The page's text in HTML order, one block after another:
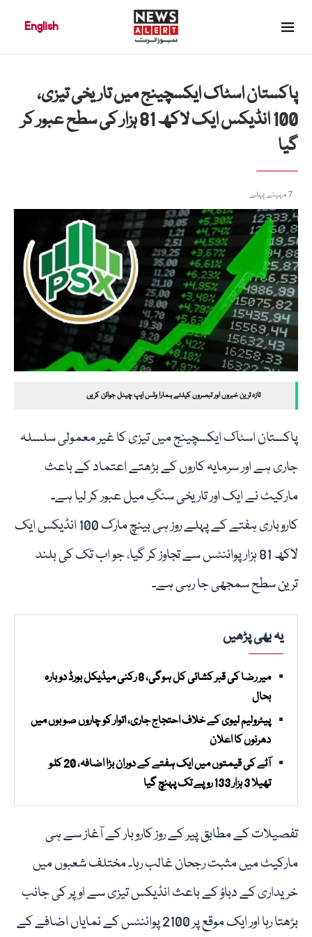
English
پاکستان اسٹاک ایکسچینج میں تاریخی تیزی،
100 انڈیکس ایک لاکھ 81 ہزار کی سطح عبور کر
گیا
7 مہینے پہلے
تازہ ترین خبروں اور تبصروں کیلئے ہمارا وٹس ایپ چینل جوائن کریں
پاکستان اسٹاک ایکسچینج میں تیزی کا غیر معمولی سلسلہ
جاری ہے اور سرمایہ کاروں کے بڑھتے اعتماد کے باعث
مارکیٹ نے ایک اور تاریخی سنگِ میل عبور کر لیا ہے۔
کاروباری ہفتے کے پہلے روز ہی بینچ مارک 100 انڈیکس ایک
لاکھ 81 ہزار پوائنٹس سے تجاوز کر گیا، جو اب تک کی بلند
ترین سطح سمجھی جا رہی ہے۔
یہ بھی پڑھیں
میر رضا کی قبر کشائی کل ہوگی، 8 رکنی میڈیکل بورڈ دوبارہ
بحال
پیٹرولیم لیوی کے خلاف احتجاج جاری، اتوار کو چاروں صوبوں میں
دھرنوں کا اعلان
آٹے کی قیمتوں میں ایک ہفتے کے دوران بڑا اضافہ، 20 کلو
تھیلا 3 ہزار 133 روپے تک پہنچ گیا
تفصیلات کے مطابق پیر کے روز کاروبار کے آغاز سے ہی
مارکیٹ میں مثبت رجحان غالب رہا۔ مختلف شعبوں میں
خریداری کے دباؤ کے باعث انڈیکس تیزی سے اوپر کی جانب
بڑھتا رہا اور ایک موقع پر 2100 پوائنٹس کے نمایاں اضافے کے